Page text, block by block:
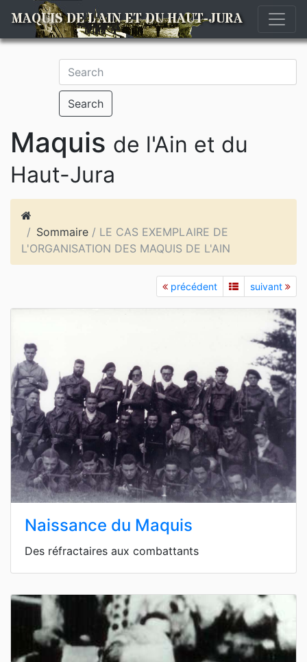
MAQUIS DE L'AIN ET DU HAUT-JURA
Search
Maquis de l'Ain et du
Haut-Jura
Sommaire / LE CAS EXEMPLAIRE DE
L'ORGANISATION DES MAQUIS DE L'AIN
précédent suivant
Naissance du Maquis
Des réfractaires aux combattants